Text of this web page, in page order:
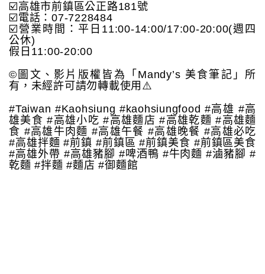
☑️高雄市前鎮區公正路181號
☑️電話：07-7228484
☑️營業時間：平日11:00-14:00/17:00-20:00(週四
公休)
假日11:00-20:00
©️圖文、影片版權皆為「Mandy’s 美食筆記」所
有，未經許可請勿轉載使用⚠️
#Taiwan #Kaohsiung #kaohsiungfood #高雄 #高
雄美食 #高雄小吃 #高雄麵店 #高雄乾麵 #高雄麵
食 #高雄牛肉麵 #高雄午餐 #高雄晚餐 #高雄必吃
#高雄拌麵 #前鎮 #前鎮區 #前鎮美食 #前鎮區美食
#高雄外帶 #高雄豬腳 #啤酒鴨 #牛肉麵 #滷豬腳 #
乾麵 #拌麵 #麵店 #御麵館